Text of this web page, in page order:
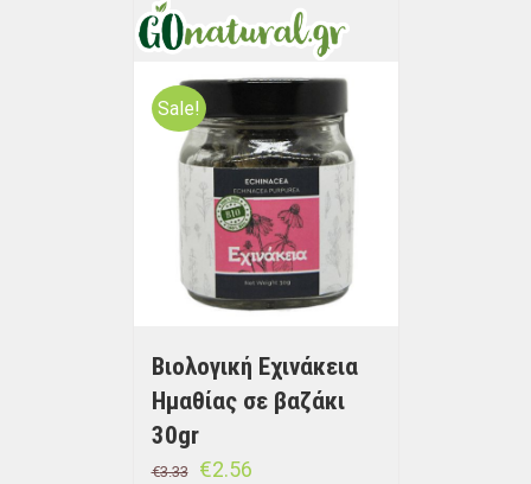
Sale!
Βιολογική Εχινάκεια
Ημαθίας σε βαζάκι
30gr
€3.33 €2.56